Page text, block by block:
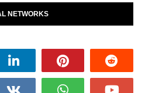
NETWORKS